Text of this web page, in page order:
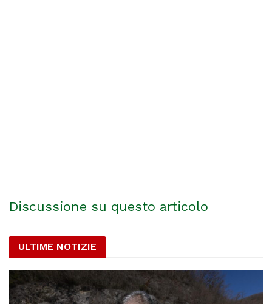
Discussione su questo articolo
ULTIME NOTIZIE